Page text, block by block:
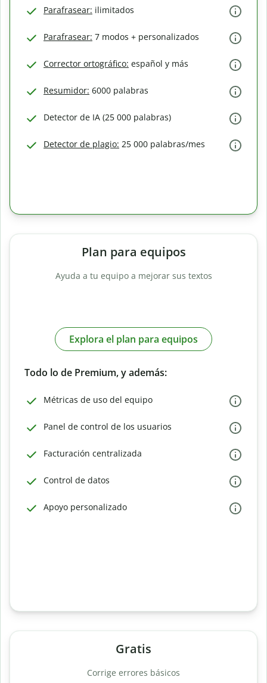
Parafrasear: ilimitados
Parafrasear: 7 modos + personalizados
Corrector ortográfico: español y más
Resumidor: 6000 palabras
Detector de IA (25 000 palabras)
Detector de plagio: 25 000 palabras/mes
Plan para equipos
Ayuda a tu equipo a mejorar sus textos
Explora el plan para equipos
Todo lo de Premium, y además:
Métricas de uso del equipo
Panel de control de los usuarios
Facturación centralizada
Control de datos
Apoyo personalizado
Gratis
Corrige errores básicos